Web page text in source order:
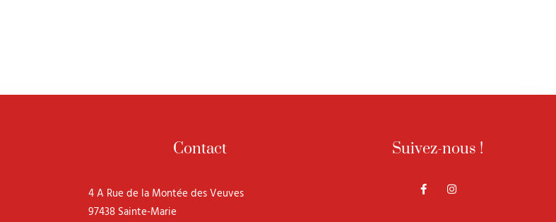
Contact
4 A Rue de la Montée des Veuves
97438 Sainte-Marie
Suivez-nous !